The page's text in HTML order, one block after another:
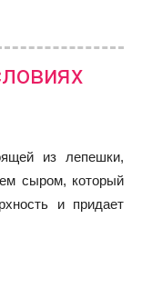
из лепешки,
сыром, который
и придает